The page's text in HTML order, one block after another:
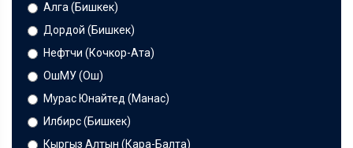
Алга (Бишкек)
Дордой (Бишкек)
Нефтчи (Кочкор-Ата)
ОшМУ (Ош)
Мурас Юнайтед (Манас)
Илбирс (Бишкек)
Кыргыз Алтын (Кара-Балта)